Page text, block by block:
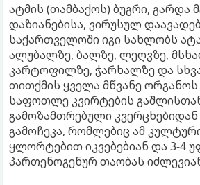
ატმის (თამბაქოს) ბუგრი, გარდა
დაზიანებისა, ვირუსულ
საქართველოში იგი სახლობს
ალუბალზე, ბალზე, ლეღვზე,
კარტოფილზე, ჭარხალზე და
თითქმის ყველა მწვანე ორგანოს
საფოთლე კვირტების
გამოზამთრებული კვერცხებიდან
გამოჩეკა, რომლებიც ამ
ყლორტებით იკვებებიან და 3-4
პართენოგენურ თაობას